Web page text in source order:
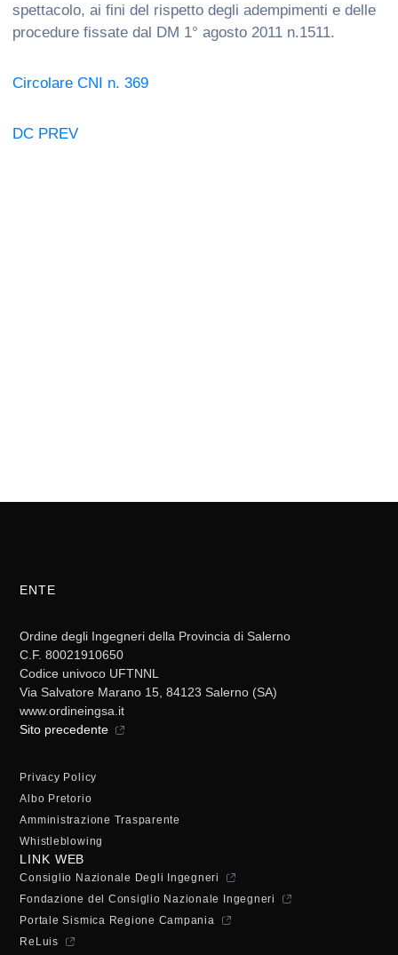
spettacolo, ai fini del rispetto degli adempimenti e delle
procedure fissate dal DM 1° agosto 2011 n.1511.
Circolare CNI n. 369
DC PREV
ENTE
Ordine degli Ingegneri della Provincia di Salerno
C.F. 80021910650
Codice univoco UFTNNL
Via Salvatore Marano 15, 84123 Salerno (SA)
www.ordineingsa.it
Sito precedente
Privacy Policy
Albo Pretorio
Amministrazione Trasparente
Whistleblowing
LINK WEB
Consiglio Nazionale Degli Ingegneri
Fondazione del Consiglio Nazionale Ingegneri
Portale Sismica Regione Campania
ReLuis